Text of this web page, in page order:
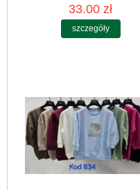
33.00 zł
szczegóły